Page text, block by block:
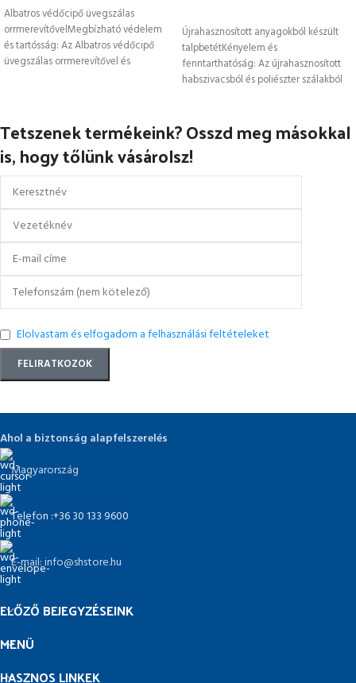
Albatros védőcipő üvegszálas
orrmerevítővelMegbízható védelem
és tartósság: Az Albatros védőcipő
üvegszálas orrmerevítővel és
Újrahasznosított anyagokból készült
talpbetétKényelem és
fenntarthatóság: Az újrahasznosított
habszivacsból és poliészter szálakból
Tetszenek termékeink? Osszd meg másokkal
is, hogy tőlünk vásárolsz!
Elolvastam és elfogadom a felhasználási feltételeket
Ahol a biztonság alapfelszerelés
Magyarország
Telefon :+36 30 133 9600
E-mail: info@shstore.hu
ELŐZŐ BEJEGYZÉSEINK
MENÜ
HASZNOS LINKEK